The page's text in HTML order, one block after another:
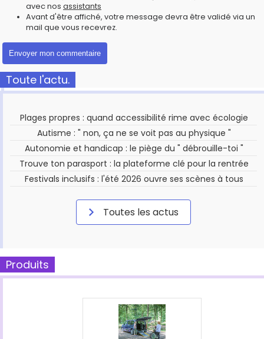
avec nos assistants
Avant d'être affiché, votre message devra être validé via un
mail que vous recevrez.
Toute l'actu.
Plages propres : quand accessibilité rime avec écologie
Autisme : " non, ça ne se voit pas au physique "
Autonomie et handicap : le piège du " débrouille-toi "
Trouve ton parasport : la plateforme clé pour la rentrée
Festivals inclusifs : l'été 2026 ouvre ses scènes à tous
Toutes les actus
Produits